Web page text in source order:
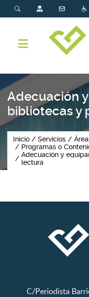
Adecuación
bibliotecas y
Inicio Servicios
Programas o
Adecuación y
lectura
C/Periodista